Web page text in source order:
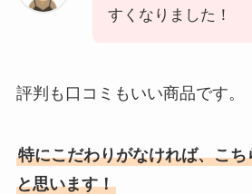
すくなりました！
評判も口コミもいい商品です。
特にこだわりがなければ、こ
と思います！